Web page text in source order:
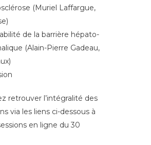
(Muriel Laffargue,
de la barrière hépato-
(Alain-Pierre Gadeau,
retrouver l’intégralité des
via les liens ci-dessous à
en ligne du 30